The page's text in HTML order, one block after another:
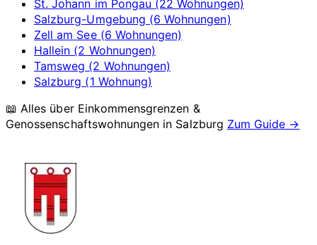
St. Johann im Pongau (22 Wohnungen)
Salzburg-Umgebung (6 Wohnungen)
Zell am See (6 Wohnungen)
Hallein (2 Wohnungen)
Tamsweg (2 Wohnungen)
Salzburg (1 Wohnung)
📖 Alles über Einkommensgrenzen &
Genossenschaftswohnungen in Salzburg Zum Guide →